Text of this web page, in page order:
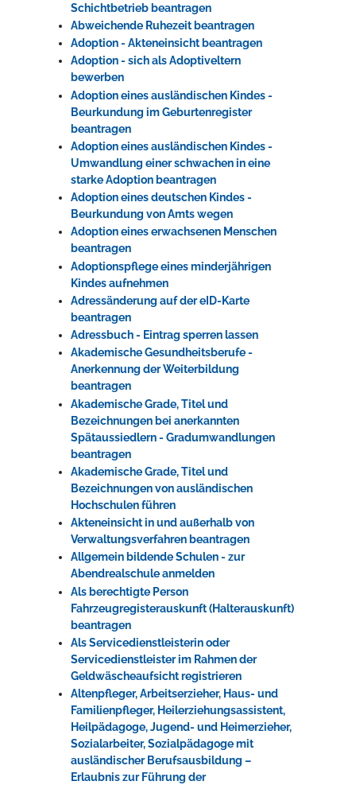
Erleben in Hockenheim
Spaß unter prickelnden Wasserfällen, das rauschende Meer im
Wellenbecken oder doch lieber die pure Entspannung auf der
Sprudelliege im Solebecken?
Schichtbetrieb beantragen
Abweichende Ruhezeit beantragen
Adoption - Akteneinsicht beantragen
Adoption - sich als Adoptiveltern
bewerben
Adoption eines ausländischen Kindes -
Beurkundung im Geburtenregister
beantragen
Adoption eines ausländischen Kindes -
Umwandlung einer schwachen in eine
starke Adoption beantragen
Adoption eines deutschen Kindes -
Beurkundung von Amts wegen
Adoption eines erwachsenen Menschen
beantragen
Adoptionspflege eines minderjährigen
Kindes aufnehmen
Adressänderung auf der eID-Karte
beantragen
Adressbuch - Eintrag sperren lassen
Akademische Gesundheitsberufe -
Anerkennung der Weiterbildung
beantragen
Akademische Grade, Titel und
Bezeichnungen bei anerkannten
Spätaussiedlern - Gradumwandlungen
beantragen
Akademische Grade, Titel und
Bezeichnungen von ausländischen
Hochschulen führen
Akteneinsicht in und außerhalb von
Verwaltungsverfahren beantragen
Allgemein bildende Schulen - zur
Abendrealschule anmelden
Als berechtigte Person
Fahrzeugregisterauskunft (Halterauskunft)
beantragen
Als Servicedienstleisterin oder
Servicedienstleister im Rahmen der
Geldwäscheaufsicht registrieren
Altenpfleger, Arbeitserzieher, Haus- und
Familienpfleger, Heilerziehungsassistent,
Heilpädagoge, Jugend- und Heimerzieher,
Sozialarbeiter, Sozialpädagoge mit
ausländischer Berufsausbildung –
Erlaubnis zur Führung der